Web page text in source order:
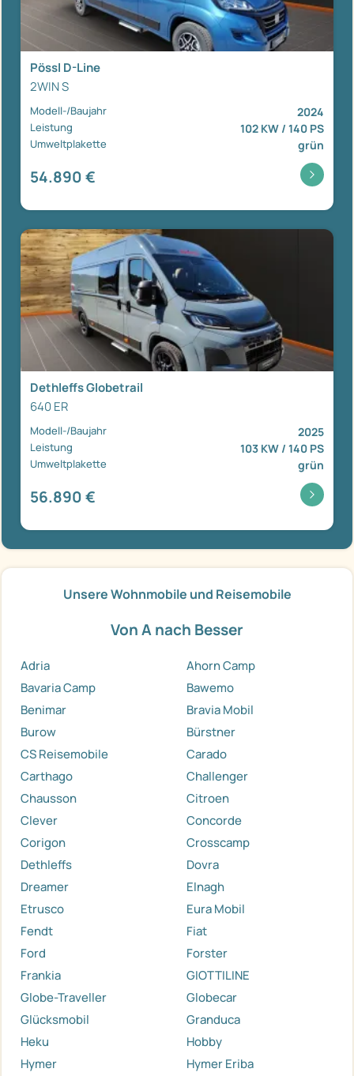
Pössl D-Line
2WIN S
Modell-/Baujahr 2024
Leistung 102 KW / 140 PS
Umweltplakette grün
54.890 €
Dethleffs Globetrail
640 ER
Modell-/Baujahr 2025
Leistung 103 KW / 140 PS
Umweltplakette grün
56.890 €
Unsere Wohnmobile und Reisemobile
Von A nach Besser
Adria
Ahorn Camp
Bavaria Camp
Bawemo
Benimar
Bravia Mobil
Burow
Bürstner
CS Reisemobile
Carado
Carthago
Challenger
Chausson
Citroen
Clever
Concorde
Corigon
Crosscamp
Dethleffs
Dovra
Dreamer
Elnagh
Etrusco
Eura Mobil
Fendt
Fiat
Ford
Forster
Frankia
GIOTTILINE
Globe-Traveller
Globecar
Glücksmobil
Granduca
Heku
Hobby
Hymer
Hymer Eriba